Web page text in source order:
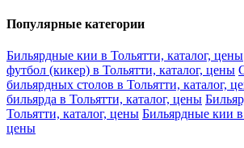
Популярные категории
Бильярдные кии в Тольятти, каталог, цены
футбол (кикер) в Тольятти, каталог, цены
бильярдных столов в Тольятти, каталог,
бильярда в Тольятти, каталог, цены
Тольятти, каталог, цены Бильярдные кии в
цены